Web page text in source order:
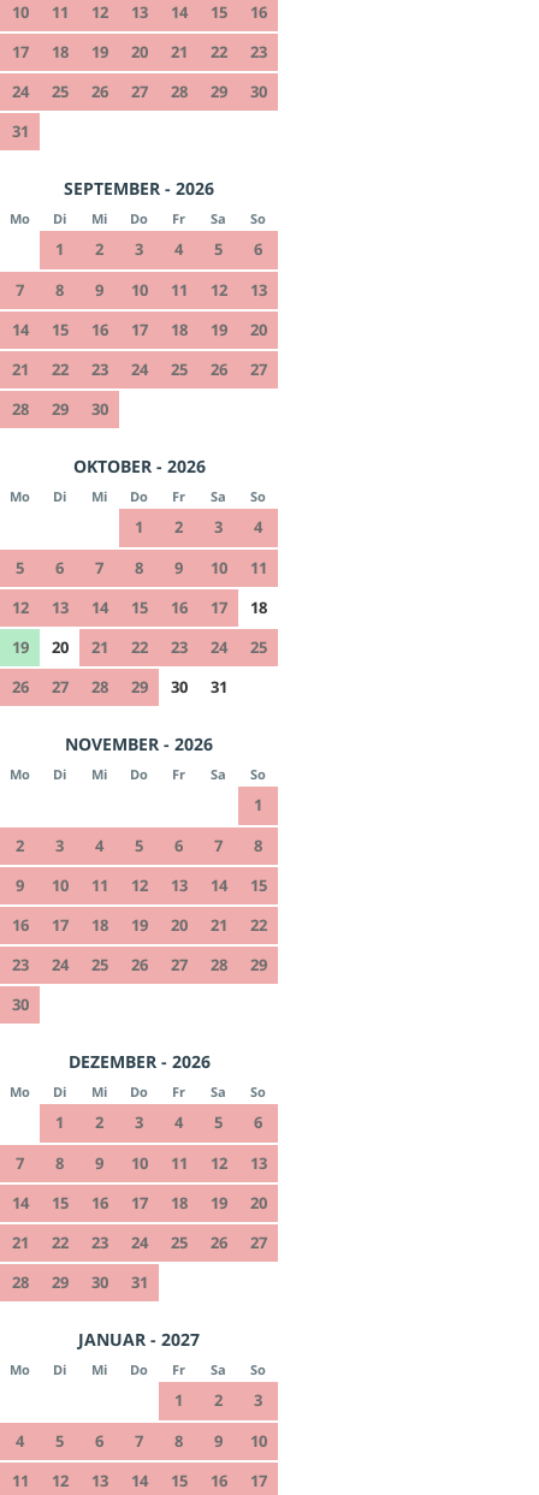
10
11 12 13 14 15
16
17
18 19 20 21 22
23
24
25 26 27 28 29
30
31
SEPTEMBER - 2026
Mo Di Mi Do Fr Sa So
1 2 3 4 5
6
7
8 9 10 11 12
13
14
15 16 17 18 19
20
21
22 23 24 25 26
27
28
29 30
OKTOBER - 2026
Mo Di Mi Do Fr Sa So
1 2 3
4
5
6 7 8 9 10
11
12
13 14 15 16 17
18
19
20 21 22 23 24
25
26
27 28 29 30 31
NOVEMBER - 2026
Mo Di Mi Do Fr Sa So
1
2
3 4 5 6 7
8
9
10 11 12 13 14
15
16
17 18 19 20 21
22
23
24 25 26 27 28
29
30
DEZEMBER - 2026
Mo Di Mi Do Fr Sa So
1 2 3 4 5
6
7
8 9 10 11 12
13
14
15 16 17 18 19
20
21
22 23 24 25 26
27
28
29 30 31
JANUAR - 2027
Mo Di Mi Do Fr Sa So
1 2
3
4
5 6 7 8 9
10
11
12 13 14 15 16
17